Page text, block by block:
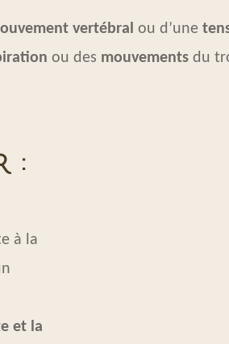
vertébral ou d’une
ou des mouvements du
:
à la
et la